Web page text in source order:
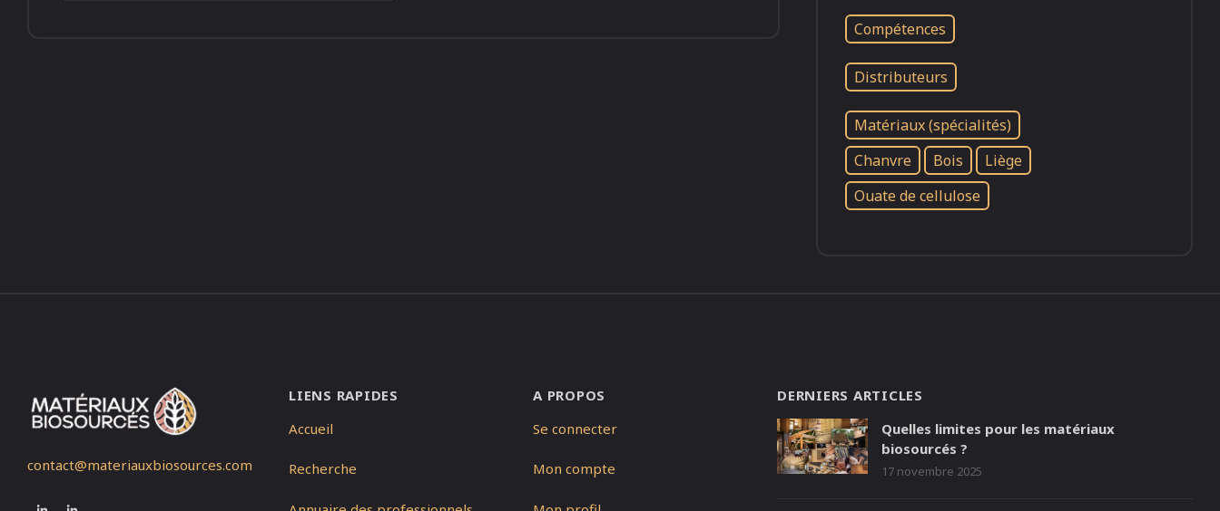
Compétences
Distributeurs
Matériaux (spécialités)
Chanvre
Bois
Liège
Ouate de cellulose
contact@materiauxbiosources.com
LIENS RAPIDES
Accueil
Recherche
A PROPOS
Se connecter
Mon compte
DERNIERS ARTICLES
Quelles limites pour les matériaux
biosourcés ?
17 novembre 2025